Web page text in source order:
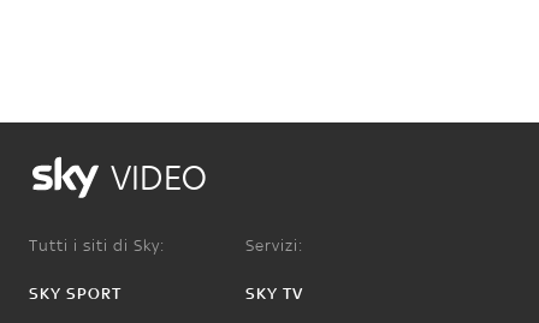
VIDEO
Tutti i siti di Sky:
SKY SPORT
Servizi:
SKY TV